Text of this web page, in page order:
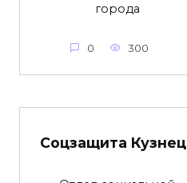
города
0 300
Соцзащита